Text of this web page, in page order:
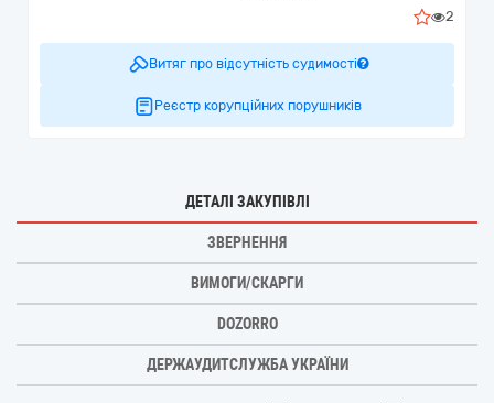
2
Витяг про відсутність судимості
Реєстр корупційних порушників
ДЕТАЛІ ЗАКУПІВЛІ
ЗВЕРНЕННЯ
ВИМОГИ/СКАРГИ
DOZORRO
ДЕРЖАУДИТСЛУЖБА УКРАЇНИ